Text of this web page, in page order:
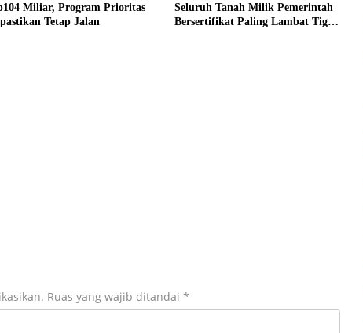
Miliar, Program Prioritas
Tetap Jalan
Seluruh Tanah Milik Pemerintah
Bersertifikat Paling Lambat Tiga
Ruas yang wajib ditandai *